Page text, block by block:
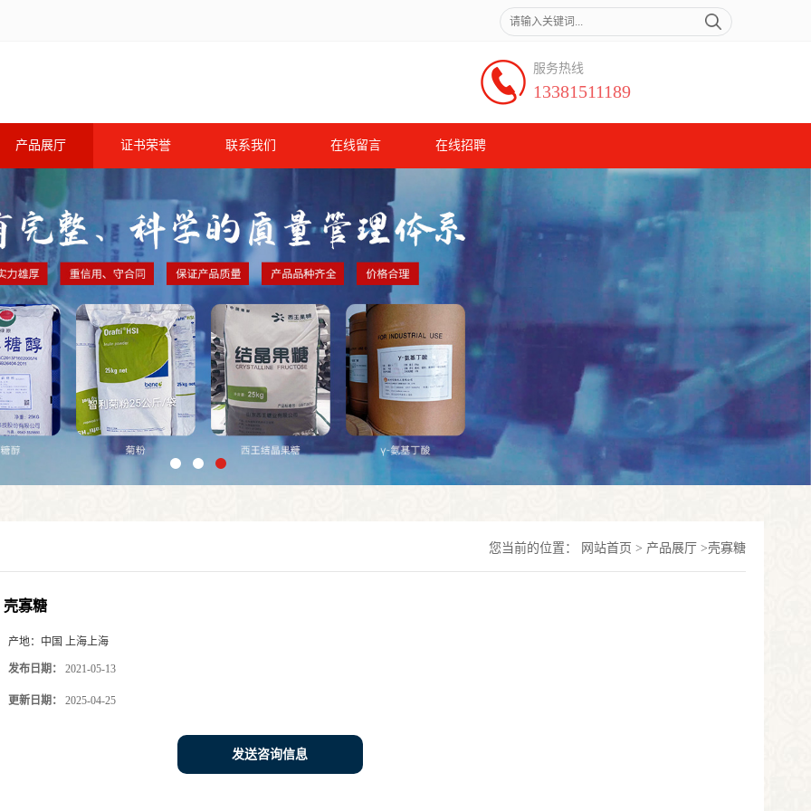
服务热线
13381511189
产品展厅 证书荣誉 联系我们 在线留言 在线招聘
您当前的位置： 网站首页 > 产品展厅 >壳寡糖
壳寡糖
产地： 中国 上海上海
发布日期： 2021-05-13
更新日期： 2025-04-25
发送咨询信息